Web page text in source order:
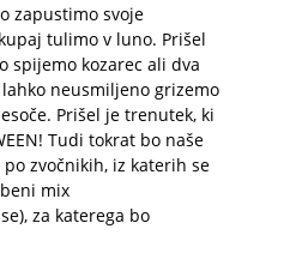
zapustimo svoje
tulimo v luno. Prišel
spijemo kozarec ali dva
neusmiljeno grizemo
Prišel je trenutek, ki
Tudi tokrat bo naše
zvočnikih, iz katerih se
mix
za katerega bo